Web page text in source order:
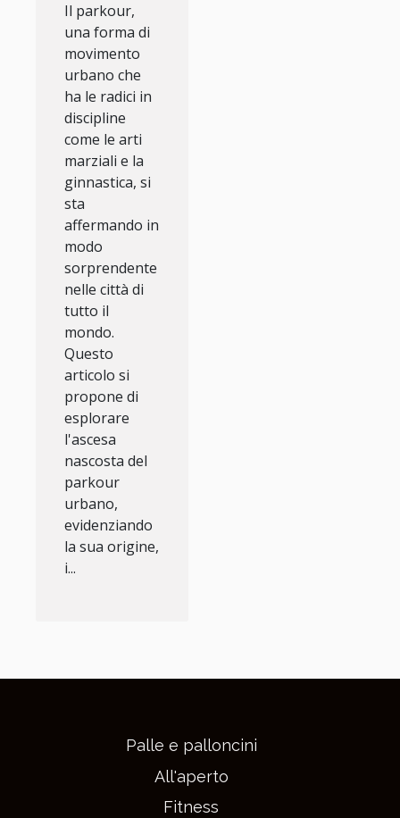
urbano
Il parkour,
una forma di
movimento
urbano che
ha le radici in
discipline
come le arti
marziali e la
ginnastica, si
sta
affermando in
modo
sorprendente
nelle città di
tutto il
mondo.
Questo
articolo si
propone di
esplorare
l'ascesa
nascosta del
parkour
urbano,
evidenziando
la sua origine,
i...
Palle e palloncini
All'aperto
Fitness